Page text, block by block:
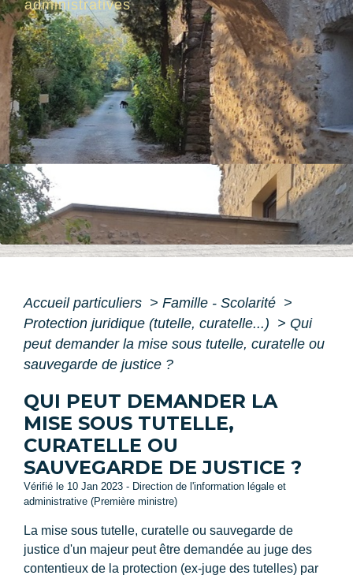
administratives
Accueil particuliers > Famille - Scolarité >
Protection juridique (tutelle, curatelle...) > Qui
peut demander la mise sous tutelle, curatelle ou
sauvegarde de justice ?
QUI PEUT DEMANDER LA
MISE SOUS TUTELLE,
CURATELLE OU
SAUVEGARDE DE JUSTICE ?
Vérifié le 10 Jan 2023 - Direction de l'information légale et
administrative (Première ministre)
La mise sous tutelle, curatelle ou sauvegarde de
justice d'un majeur peut être demandée au juge des
contentieux de la protection (ex-juge des tutelles) par